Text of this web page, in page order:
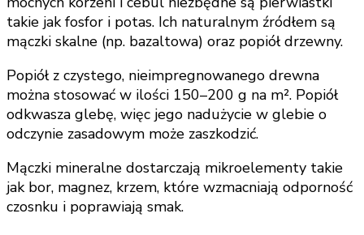
takie jak fosfor i potas. Ich naturalnym źródłem są
mączki skalne (np. bazaltowa) oraz popiół drzewny.
Popiół z czystego, nieimpregnowanego drewna
można stosować w ilości 150–200 g na m². Popiół
odkwasza glebę, więc jego nadużycie w glebie o
odczynie zasadowym może zaszkodzić.
Mączki mineralne dostarczają mikroelementy takie
jak bor, magnez, krzem, które wzmacniają odporność
czosnku i poprawiają smak.